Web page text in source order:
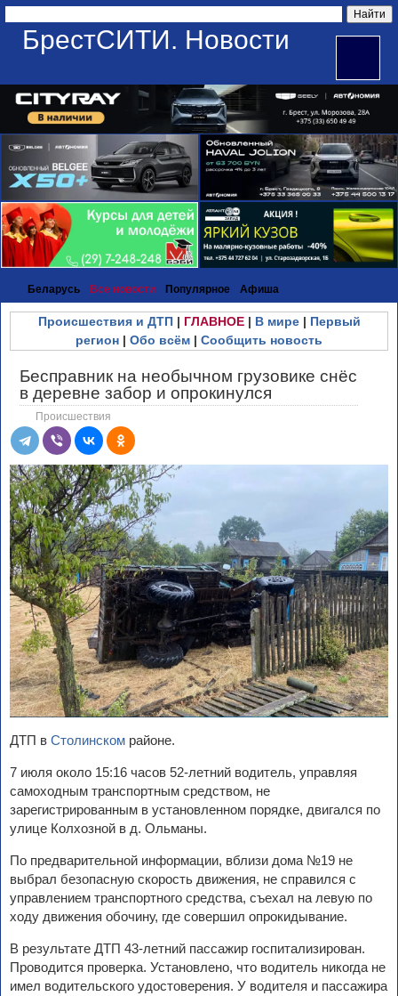
БрестСИТИ. Новости
Беларусь Все новости Популярное Афиша
Происшествия и ДТП| ГЛАВНОЕ| В мире| Первый
регион | Обо всём | Сообщить новость
Бесправник на необычном грузовике снёс
в деревне забор и опрокинулся
Происшествия
ДТП в Столинском районе.
7 июля около 15:16 часов 52-летний водитель, управляя
самоходным транспортным средством, не
зарегистрированным в установленном порядке, двигался по
улице Колхозной в д. Ольманы.
По предварительной информации, вблизи дома №19 не
выбрал безопасную скорость движения, не справился с
управлением транспортного средства, съехал на левую по
ходу движения обочину, где совершил опрокидывание.
В результате ДТП 43-летний пассажир госпитализирован.
Проводится проверка. Установлено, что водитель никогда не
имел водительского удостоверения. У водителя и пассажира